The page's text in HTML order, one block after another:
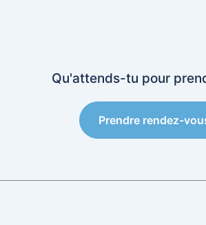
Qu'attends-tu pour
Prendre rendez-